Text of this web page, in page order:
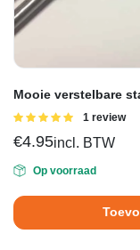
Mooie verstelbare
Gewaardeerd
1 review
€4.95incl. BTW
Op voorraad